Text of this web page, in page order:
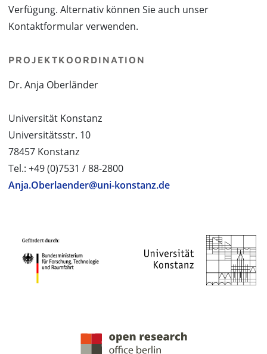
Verfügung. Alternativ können Sie auch unser
Kontaktformular verwenden.
PROJEKTKOORDINATION
Dr. Anja Oberländer
Universität Konstanz
Universitätsstr. 10
78457 Konstanz
Tel.: +49 (0)7531 / 88-2800
Anja.Oberlaender@uni-konstanz.de